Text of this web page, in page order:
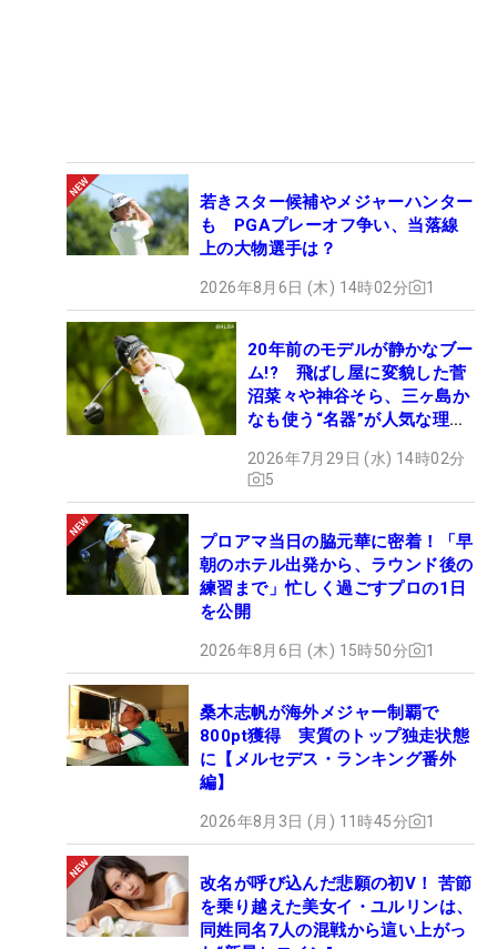
若きスター候補やメジャーハンター
も PGAプレーオフ争い、当落線
上の大物選手は？
2026年8月6日 (木) 14時02分 1
20年前のモデルが静かなブー
ム!? 飛ばし屋に変貌した菅
沼菜々や神谷そら、三ヶ島か
なも使う“名器”が人気な理由
ギア”】
2026年7月29日 (水) 14時02分
5
プロアマ当日の脇元華に密着！「早
朝のホテル出発から、ラウンド後の
練習まで」忙しく過ごすプロの1日
を公開
2026年8月6日 (木) 15時50分 1
桑木志帆が海外メジャー制覇で
800pt獲得 実質のトップ独走状態
に【メルセデス・ランキング番外
編】
2026年8月3日 (月) 11時45分 1
改名が呼び込んだ悲願の初V！ 苦節
を乗り越えた美女イ・ユルリンは、
同姓同名7人の混戦から這い上がっ